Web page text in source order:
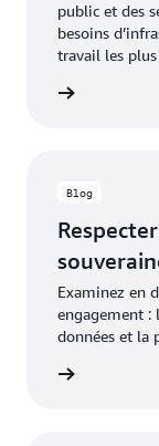
public et des
besoins
travail les
Blog
Examinez en
engagement :
données et la